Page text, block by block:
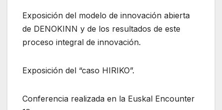
Exposición del modelo de innovación abierta
de DENOKINN y de los resultados de este
proceso integral de innovación.
Exposición del “caso HIRIKO”.
Conferencia realizada en la Euskal Encounter